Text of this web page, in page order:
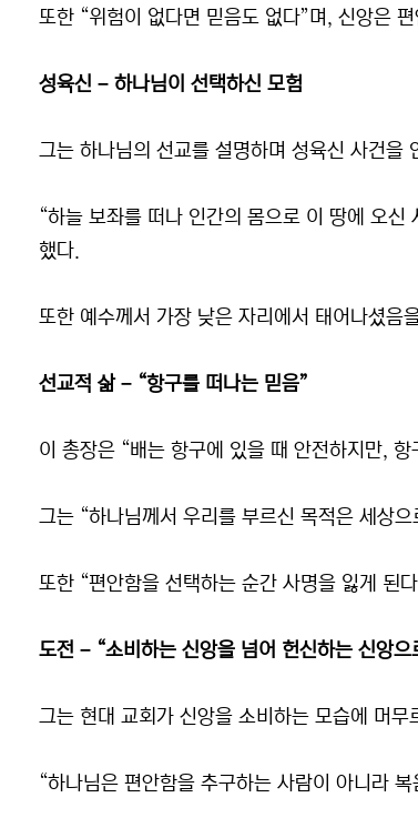
또한 “위험이 없다면 믿음도 없다”며, 신앙은
성육신 – 하나님이 선택하신 모험
그는 하나님의 선교를 설명하며 성육신 사건을
“하늘 보좌를 떠나 인간의 몸으로 이 땅에 오
했다.
또한 예수께서 가장 낮은 자리에서 태어나셨음
선교적 삶 – “항구를 떠나는 믿음”
이 총장은 “배는 항구에 있을 때 안전하지만,
그는 “하나님께서 우리를 부르신 목적은 세상
또한 “편안함을 선택하는 순간 사명을 잃게 된
도전 – “소비하는 신앙을 넘어 헌신하는 신앙으
그는 현대 교회가 신앙을 소비하는 모습에 머무
“하나님은 편안함을 추구하는 사람이 아니라